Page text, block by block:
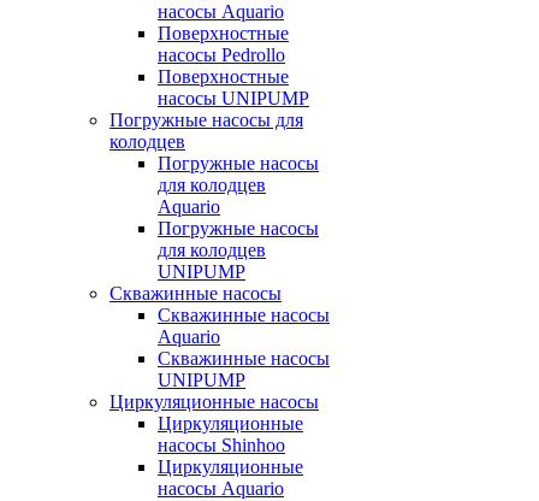
насосы Aquario
Поверхностные
насосы Pedrollo
Поверхностные
насосы UNIPUMP
Погружные насосы для
колодцев
Погружные насосы
для колодцев
Aquario
Погружные насосы
для колодцев
UNIPUMP
Скважинные насосы
Скважинные насосы
Aquario
Скважинные насосы
UNIPUMP
Циркуляционные насосы
Циркуляционные
насосы Shinhoo
Циркуляционные
насосы Aquario